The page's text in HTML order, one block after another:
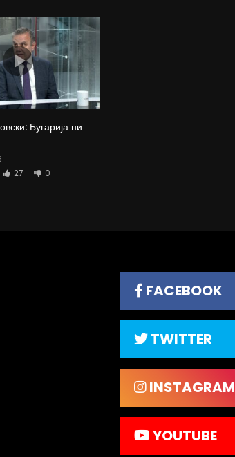
Бугарија ни
27 0
FACEBOOK
TWITTER
INSTAGRAM
YOUTUBE